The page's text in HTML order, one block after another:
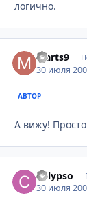
логично.
Marts9
30 июля
АВТОР
А вижу!
Calypso
30 июля